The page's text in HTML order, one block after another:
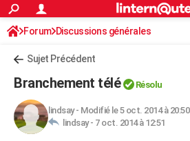
ACTUALITÉS
Politique
Société
Faits Divers
Education
Monde
Villes
+
FINANCE
Retraite
Impôts
Epargne
Immobilier
Risques naturels par ville
Banque
Assurance
Crédit
AUTO
S'inscrire
Connexion
Forum Discussions générales
Sujet Précédent
Branchement télé Résolu
lindsay- Modifié le 5 oct. 2014 à 20:50
lindsay - 7 oct. 2014 à 12:51